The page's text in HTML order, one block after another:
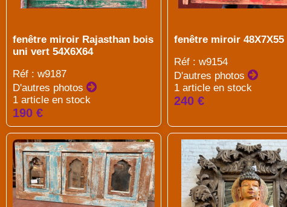
fenêtre miroir Rajasthan bois
uni vert 54X6X64
Réf : w9187
D'autres photos
1 article en stock
190 €
fenêtre miroir 48X7X55
Réf : w9154
D'autres photos
1 article en stock
240 €